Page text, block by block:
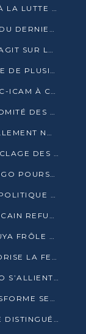
PLUS DE 700 SALARIÉS SENSIBILISÉS À LA LUTTE CONTRE LA TUBERCULOSE À CONGO TERMINAL
PLUS DE 149 000 ÉLÈVES À L’ASSAUT DU DERNIER CEPE
ENVIRONNEMENT: CONGO TERMINAL AGIT SUR LE TERRAIN ET FORME LES PLUS JEUNES
« LIBÉREZ NOS ENFANTS » : LA COLÈRE DE PLUSIEURS MÈRES À BRAZZAVILLE CONTRE LA DGSP
IMMERSION DES ÉTUDIANTS DE L’UCAC-ICAM À CONGO TERMINAL
LAMYR NGUELE ÉLU PRÉSIDENT DU COMITÉ DES MEMBRES D’HONNEUR DU PCT
FOOTBALL : CLAUDE LE ROY OFFICIELLEMENT NOMMÉ SÉLECTIONNEUR DU CONGO
CONGO TERMINAL SOUTIENT LE RECYCLAGE DES DÉCHETS PLASTIQUES À POINTE-NOIRE
CONGO TERMINAL ET RENATURA CONGO POURSUIVENT LEUR COMBAT POUR LA BIODIVERSITÉ
COUPE DU MONDE 2026 : QUAND LA POLITIQUE MENACE L’UNIVERSALITÉ DU FOOTBALL
COUPE DU MONDE : UN ARBITRE AFRICAIN REFUSÉ À L’ENTRÉE DES ÉTATS-UNIS
LE DÉPUTÉ HELLOT MATSON MAMPOUYA FRÔLE LA MORT LORS D’UNE EMBUSCADE DZNS LE POOL
FOOTBALL : LE GOUVERNEMENT AUTORISE LA FECOFOOT À OCCUPER LES COMPLEXES SPORTIFS
CAMEROUN : L’ÉTAT, AGL ET CAMALCO S’ALLIENT POUR UN MÉGA-PROJET FERROVIAIRE
ENVIRONNEMENT : AGL CONGO TRANSFORME SES DÉCHETS EN OUTILS DE FORMATION
DES HOMMES ET FEMMES DE CULTURE DISTINGUÉS POUR LEUR ENGAGEMENT PAR BANTOU CULTURE